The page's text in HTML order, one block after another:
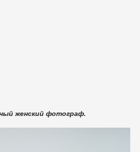
женский фотограф.